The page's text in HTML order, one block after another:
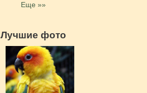
Еще »»
Лучшие фото